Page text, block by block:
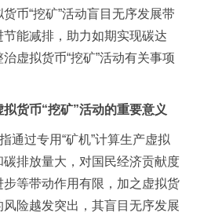
币“挖矿”活动盲目无序发展带
能减排，助力如期实现碳达
虚拟货币“挖矿”活动有关事项
货币“挖矿”活动的重要意义
通过专用“矿机”计算生产虚拟
排放量大，对国民经济贡献度
等带动作用有限，加之虚拟货
险越发突出，其盲目无序发展